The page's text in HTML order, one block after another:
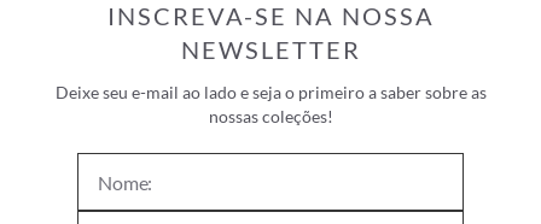
INSCREVA-SE NA NOSSA
NEWSLETTER
Deixe seu e-mail ao lado e seja o primeiro a saber sobre as
nossas coleções!